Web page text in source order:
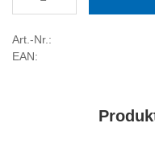
Art.-Nr.:
EAN: